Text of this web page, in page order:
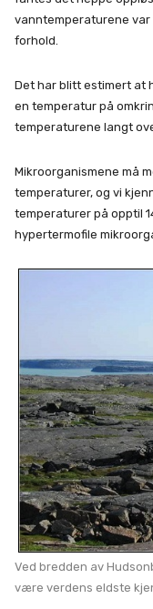
vanntemperaturene var
forhold.
Det har blitt estimert at
en temperatur på
temperaturene langt
Mikroorganismene må
temperaturer, og vi
temperaturer på opptil
hypertermofile
Ved bredden av
være verdens eldste